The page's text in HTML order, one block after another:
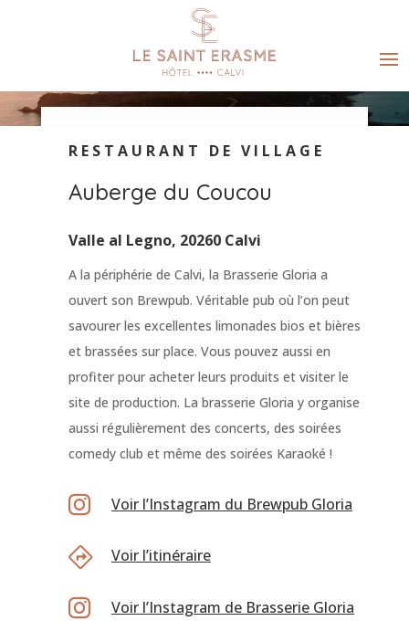
RESTAURANT DE VILLAGE
Auberge du Coucou
Valle al Legno, 20260 Calvi
A la périphérie de Calvi, la Brasserie Gloria a
ouvert son Brewpub. Véritable pub où l’on peut
savourer les excellentes limonades bios et bières
et brassées sur place. Vous pouvez aussi en
profiter pour acheter leurs produits et visiter le
site de production. La brasserie Gloria y organise
aussi régulièrement des concerts, des soirées
comedy club et même des soirées Karaoké !
 Voir l’Instagram du Brewpub Gloria
Voir l’itinéraire
 Voir l’Instagram de Brasserie Gloria